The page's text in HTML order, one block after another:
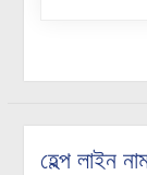
হেল্প লাইন